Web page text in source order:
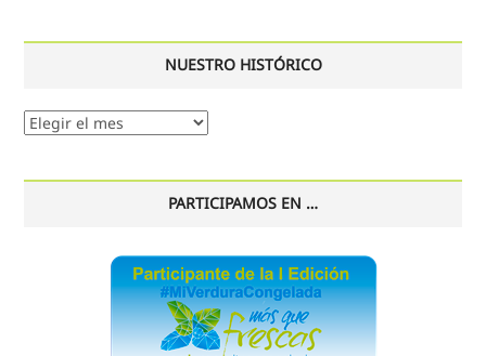
NUESTRO HISTÓRICO
Nuestro
PARTICIPAMOS EN …